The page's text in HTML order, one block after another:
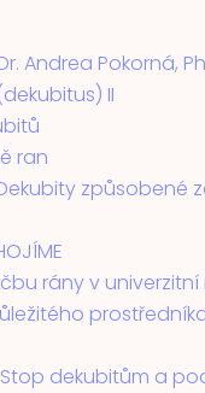
Andrea Pokorná,
II
ran
způsobené
rány v
dekubitům a